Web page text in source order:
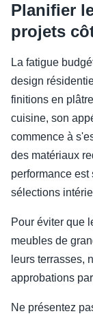
Planifier
projets
La fatigue
design
finitions en
cuisine, son
commence à
des matériaux
performance
sélections
Pour éviter que
meubles de
leurs terrasses,
approbations
Ne présentez